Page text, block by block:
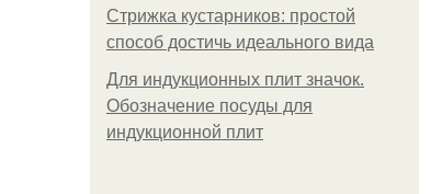
Стрижка кустарников: простой
способ достичь идеального вида
Для индукционных плит значок.
Обозначение посуды для
индукционной плит